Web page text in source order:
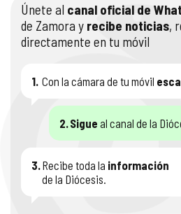
Únete al canal oficial de
de Zamora y recibe noticias,
directamente en tu móvil
1. Con la cámara de tu móvil
2.Sigue al canal de la
3.Recibe toda la información
de la Diócesis.